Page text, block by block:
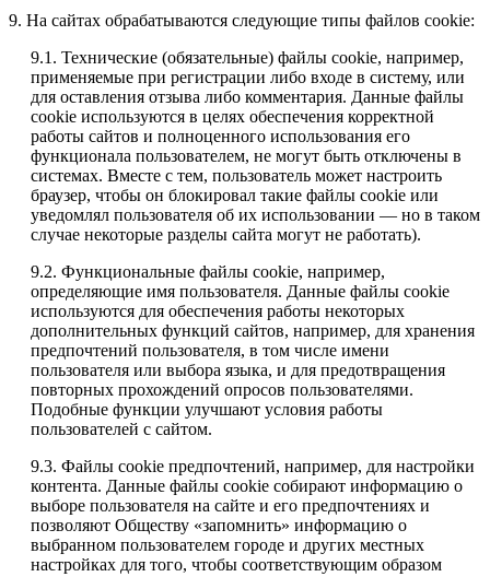
9. На сайтах обрабатываются следующие типы файлов cookie:
9.1. Технические (обязательные) файлы cookie, например,
применяемые при регистрации либо входе в систему, или
для оставления отзыва либо комментария. Данные файлы
cookie используются в целях обеспечения корректной
работы сайтов и полноценного использования его
функционала пользователем, не могут быть отключены в
системах. Вместе с тем, пользователь может настроить
браузер, чтобы он блокировал такие файлы сookie или
уведомлял пользователя об их использовании — но в таком
случае некоторые разделы сайта могут не работать).
9.2. Функциональные файлы cookie, например,
определяющие имя пользователя. Данные файлы cookie
используются для обеспечения работы некоторых
дополнительных функций сайтов, например, для хранения
предпочтений пользователя, в том числе имени
пользователя или выбора языка, и для предотвращения
повторных прохождений опросов пользователями.
Подобные функции улучшают условия работы
пользователей с сайтом.
9.3. Файлы cookie предпочтений, например, для настройки
контента. Данные файлы cookie собирают информацию о
выборе пользователя на сайте и его предпочтениях и
позволяют Обществу «запомнить» информацию о
выбранном пользователем городе и других местных
настройках для того, чтобы соответствующим образом